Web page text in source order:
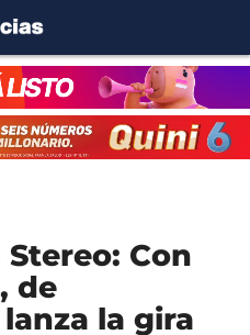
Con
de
la gira